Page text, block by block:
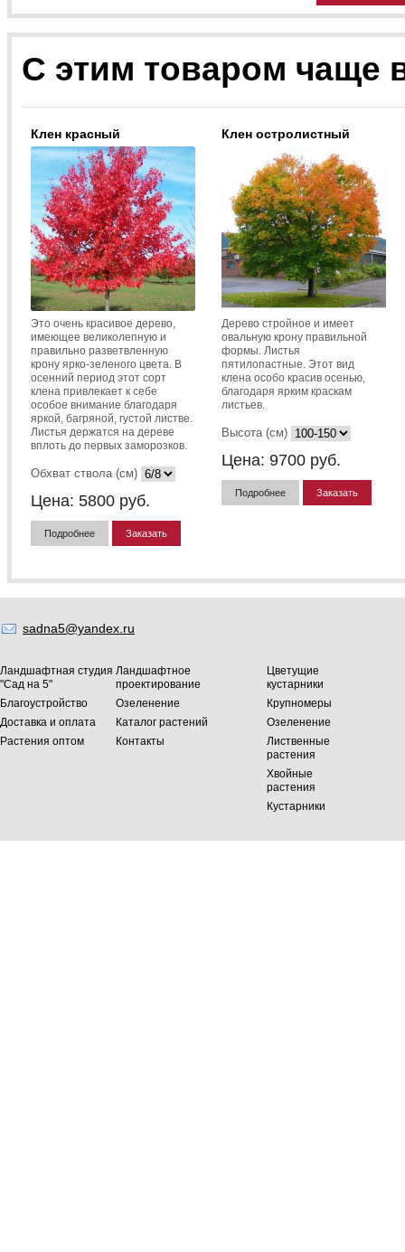
С этим товаром чаще
Клен красный
Это очень красивое дерево,
имеющее великолепную и
правильно разветвленную
крону ярко-зеленого цвета. В
осенний период этот сорт
клена привлекает к себе
особое внимание благодаря
яркой, багряной, густой листве.
Листья держатся на дереве
вплоть до первых заморозков.
Обхват ствола (см)
Цена: 5800 руб.
Подробнее Заказать
Клен остролистный
Дерево стройное и имеет
овальную крону правильной
формы. Листья
пятилопастные. Этот вид
клена особо красив осенью,
благодаря ярким краскам
листьев.
Высота (см)
Цена: 9700 руб.
Подробнее Заказать
sadna5@yandex.ru
Ландшафтная студия
"Сад на 5"
Ландшафтное
проектирование
Благоустройство
Озеленение
Доставка и оплата
Каталог растений
Растения оптом
Контакты
Цветущие
кустарники
Крупномеры
Озеленение
Лиственные
растения
Хвойные
растения
Кустарники